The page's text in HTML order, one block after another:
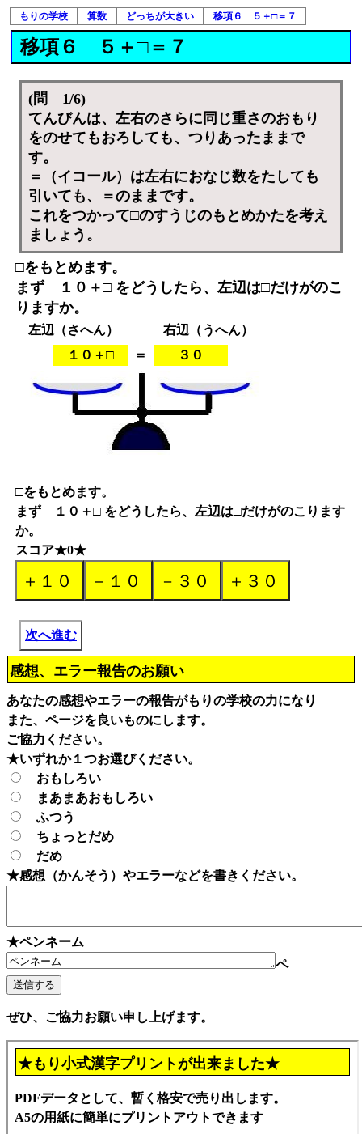
もりの学校 算数 どっちが大きい 移項６ ５＋□＝７
移項６ ５＋□＝７
(問 1/6)
てんびんは、左右のさらに同じ重さのおもり
をのせてもおろしても、つりあったままで
す。
＝（イコール）は左右におなじ数をたしても
引いても、＝のままです。
これをつかって□のすうじのもとめかたを考え
ましょう。
□をもとめます。
まず １０＋□ をどうしたら、左辺は□だけがのこ
りますか。
左辺（さへん）
右辺（うへん）
１０＋□
＝ ３０
□をもとめます。
まず １０＋□ をどうしたら、左辺は□だけがのこります
か。
スコア★0★
次へ進む
感想、エラー報告のお願い
あなたの感想やエラーの報告がもりの学校の力になり
また、ページを良いものにします。
ご協力ください。
★いずれか１つお選びください。
おもしろい
まあまあおもしろい
ふつう
ちょっとだめ
だめ
★感想（かんそう）やエラーなどを書きください。
★ペンネーム
ペ
ぜひ、ご協力お願い申し上げます。